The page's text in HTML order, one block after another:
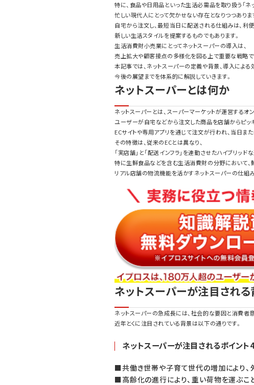
特に、食品や日用品といった生活必需品を取り扱う「ネッ
忙しい現代人にとって欠かせない存在となりつつありま
自宅から注文し、最短当日に配送される仕組みは、利便
新しい生活スタイルを提案するものでもあります。
生活消費財小売業にとってネットスーパーの導入は、
売上拡大や顧客接点の多様化を図る上で重要な戦略で
本記事では、ネットスーパーの定義や背景、導入による
今後の展望までを体系的に解説していきます。
ネットスーパーとは何か
ネットスーパーとは、スーパーマーケットが運営するオ
ユーザーが自宅などから注文した商品を店舗からピッ
ECサイトや専用アプリを通じて注文が行われ、当日ま
その特徴は、従来のECとは異なり、
「実店舗」と「配送インフラ」を連動させたハイブリッド
特に生鮮食品などを含む生活消費財の分野において、
リアル店舗の物流機能を活かすネットスーパーの仕組
ネットスーパーが注目され
ネットスーパーの急成長には、社会的な要因と消費者
近年とくに注目されている背景は以下の通りです。
ネットスーパーが注目されるポイン
■共働き世帯や子育て世代の増加により
■高齢化の進行により、重い荷物を運ぶ